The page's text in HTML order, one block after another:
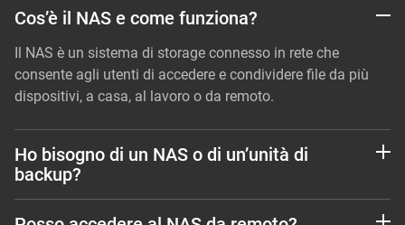
Cos’è il NAS e come funziona?
Il NAS è un sistema di storage connesso in rete che
consente agli utenti di accedere e condividere file da più
dispositivi, a casa, al lavoro o da remoto.
Ho bisogno di un NAS o di un’unità di
backup?